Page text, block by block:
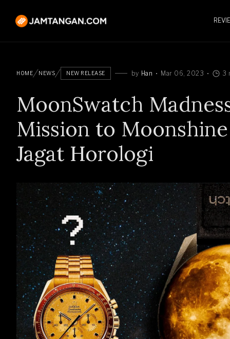
HOME NEWS NEW RELEASE by Han Mar 06, 2023 3
MoonSwatch
Mission to
Jagat Horologi